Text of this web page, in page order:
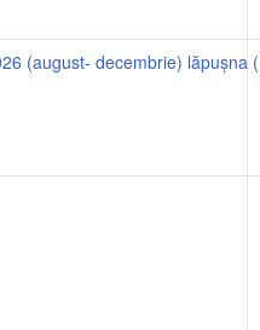
(august- decembrie) lăpușna